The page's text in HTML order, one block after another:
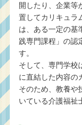
開したり、企業等
置してカリキュラ
は、ある一定の基
践専門課程」の認
す。
そして、専門学校
に直結した内容の
そのため、教養や
いている介護福祉